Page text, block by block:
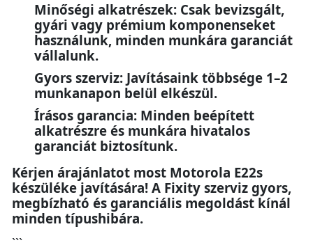
Minőségi alkatrészek: Csak bevizsgált,
gyári vagy prémium komponenseket
használunk, minden munkára garanciát
vállalunk.
Gyors szerviz: Javításaink többsége 1–2
munkanapon belül elkészül.
Írásos garancia: Minden beépített
alkatrészre és munkára hivatalos
garanciát biztosítunk.
Kérjen árajánlatot most Motorola E22s
készüléke javítására! A Fixity szerviz gyors,
megbízható és garanciális megoldást kínál
minden típushibára.
```